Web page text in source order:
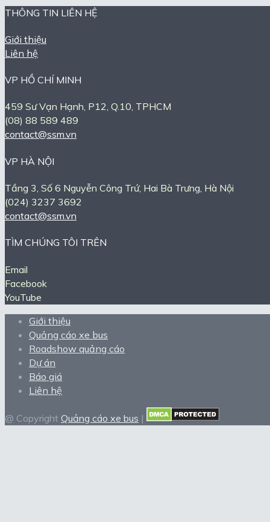
THÔNG TIN LIÊN HỆ
Giới thiệu
Liên hệ
VP HỒ CHÍ MINH
459 Sư Vạn Hạnh, P12, Q.10, TPHCM
(08) 88 589 489
contact@ssm.vn
VP HÀ NỘI
Tầng 3, Số 6 Nguyễn Công Trứ, Hai Bà Trưng, Hà Nội
(024) 3237 3692
contact@ssm.vn
TÌM CHÚNG TÔI TRÊN
Email
Facebook
YouTube
Giới thiệu
Quảng cáo xe bus
Roadshow quảng cáo
Dự án
Báo giá
Liên hệ
@ Copyright Quảng cáo xe bus |